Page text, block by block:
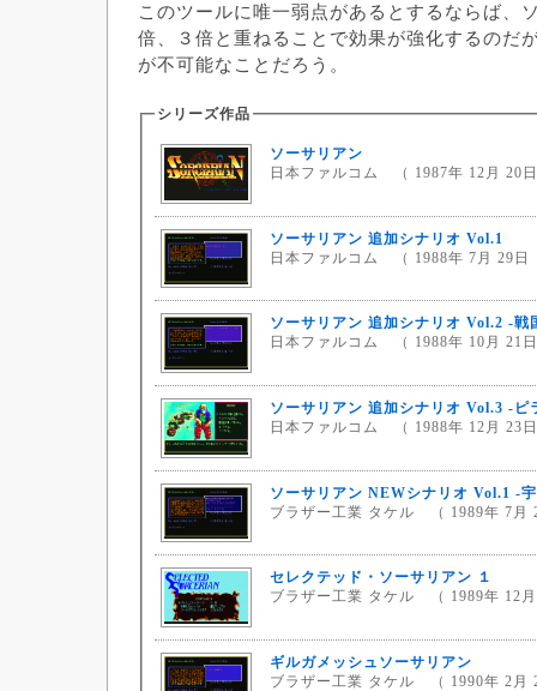
このツールに唯一弱点があるとするならば、
倍、３倍と重ねることで効果が強化するのだ
が不可能なことだろう。
シリーズ作品
ソーサリアン
日本ファルコム （ 1987年 12月 20
ソーサリアン 追加シナリオ Vol.1
日本ファルコム （ 1988年 7月 29日
ソーサリアン 追加シナリオ Vol.2 -戦
日本ファルコム （ 1988年 10月 21
ソーサリアン 追加シナリオ Vol.3 -ピ
日本ファルコム （ 1988年 12月 23
ソーサリアン NEWシナリオ Vol.1 -
ブラザー工業 タケル （ 1989年 7月
セレクテッド・ソーサリアン １
ブラザー工業 タケル （ 1989年 12
ギルガメッシュソーサリアン
ブラザー工業 タケル （ 1990年 2月